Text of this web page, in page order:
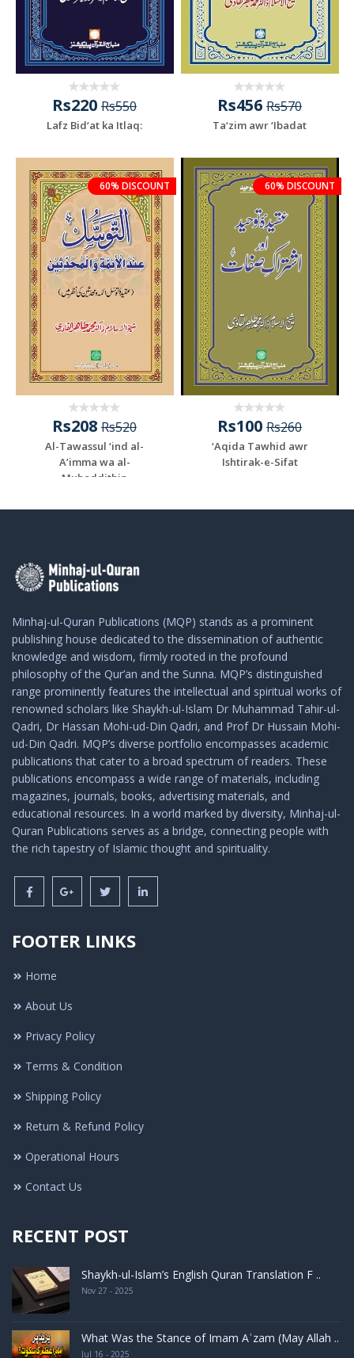
Rs220 Rs550
Lafz Bid‘at ka Itlaq:
Rs456 Rs570
Ta‘zim awr ‘Ibadat
60% DISCOUNT
Rs208 Rs520
Al-Tawassul ‘ind al-
A’imma wa al-
Muhaddithin
60% DISCOUNT
Rs100 Rs260
‘Aqida Tawhid awr
Ishtirak-e-Sifat
Minhaj-ul-Quran Publications (MQP) stands as a prominent
publishing house dedicated to the dissemination of authentic
knowledge and wisdom, firmly rooted in the profound
philosophy of the Qur’an and the Sunna. MQP’s distinguished
range prominently features the intellectual and spiritual works of
renowned scholars like Shaykh-ul-Islam Dr Muhammad Tahir-ul-
Qadri, Dr Hassan Mohi-ud-Din Qadri, and Prof Dr Hussain Mohi-
ud-Din Qadri. MQP’s diverse portfolio encompasses academic
publications that cater to a broad spectrum of readers. These
publications encompass a wide range of materials, including
magazines, journals, books, advertising materials, and
educational resources. In a world marked by diversity, Minhaj-ul-
Quran Publications serves as a bridge, connecting people with
the rich tapestry of Islamic thought and spirituality.
FOOTER LINKS
Home
About Us
Privacy Policy
Terms & Condition
Shipping Policy
Return & Refund Policy
Operational Hours
Contact Us
RECENT POST
Shaykh-ul-Islam’s English Quran Translation F ..
Nov 27 - 2025
What Was the Stance of Imam Aʿzam (May Allah ..
Jul 16 - 2025